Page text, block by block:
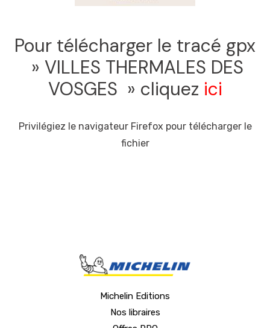
Pour télécharger le tracé gpx
» VILLES THERMALES DES
VOSGES » cliquez ici
Privilégiez le navigateur Firefox pour télécharger le
fichier
Michelin Editions
Nos libraires